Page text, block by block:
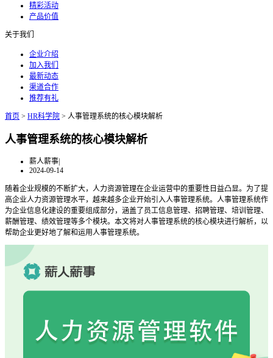
精彩活动
产品价值
关于我们
企业介绍
加入我们
最新动态
渠道合作
推荐有礼
首页 > HR科学院 > 人事管理系统的核心模块解析
人事管理系统的核心模块解析
薪人薪事|
2024-09-14
随着企业规模的不断扩大，人力资源管理在企业运营中的重要性日益凸显。为了提
高企业人力资源管理水平，越来越多企业开始引入人事管理系统。人事管理系统作
为企业信息化建设的重要组成部分，涵盖了员工信息管理、招聘管理、培训管理、
薪酬管理、绩效管理等多个模块。本文将对人事管理系统的核心模块进行解析，以
帮助企业更好地了解和运用人事管理系统。